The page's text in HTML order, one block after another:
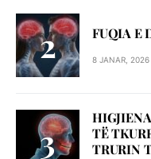
FUQIA E
8 JANAR, 2026
TË
TRURIN